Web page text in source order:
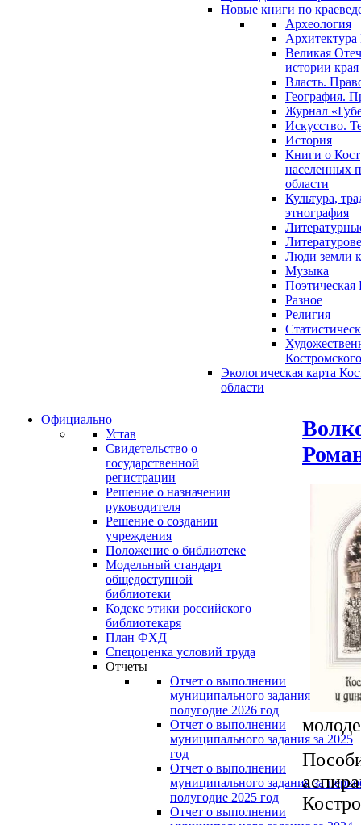
Новые книги по
Археология
Архитектура
Великая
истории края
Власть.
География.
Журнал
Искусство.
История
Книги о
населенных
области
Культура,
этнография
Люди земли
Музыка
Поэтическая
Разное
Религия
Экологическая карта
области
Официально
Устав
Свидетельство о
государственной
регистрации
Решение о назначении
руководителя
Решение о создании
учреждения
Положение о библиотеке
Модельный стандарт
общедоступной
библиотеки
Кодекс этики российского
библиотекаря
План ФХД
Спецоценка условий труда
Отчеты
Отчет о выполнении
муниципального задания за
полугодие 2026 год
Отчет о выполнении
муниципального задания за 2025
год
Отчет о выполнении
муниципального задания за
полугодие 2025 год
Отчет о выполнении